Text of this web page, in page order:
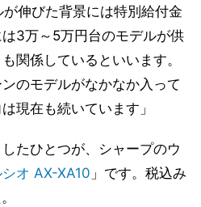
伸びた背景には特別給付金
3万～5万円台のモデルが供
関係しているといいます。
のモデルがなかなか入って
現在も続いています」
たひとつが、シャープのウ
オ AX-XA10 」です。税込み